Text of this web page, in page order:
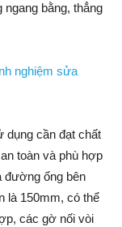
bằng, thẳng
nghiệm sửa
dụng cần đạt chất
toàn và phù hợp
đường ống bên
là 150mm, có thể
các gờ nối vòi